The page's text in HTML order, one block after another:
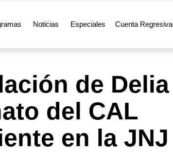
Noticias Especiales Cuenta Regresiva
de Delia
del CAL
en la JNJ